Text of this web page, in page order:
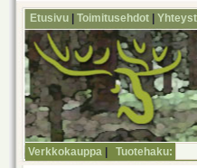
Etusivu Toimitusehdot
Verkkokauppa Tuotehaku: